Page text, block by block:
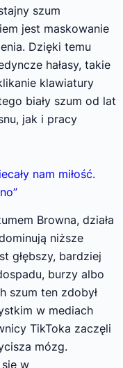
szum
jest maskowanie
Dzięki temu
hałasy, takie
klawiatury
biały szum od lat
jak i pracy
nam miłość.
Browna, działa
niższe
głębszy, bardziej
burzy albo
szum ten zdobył
w mediach
TikToka zaczęli
mózg.
w